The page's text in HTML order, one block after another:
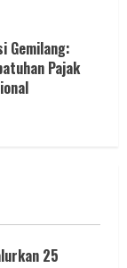
Gemilang:
Pajak
25